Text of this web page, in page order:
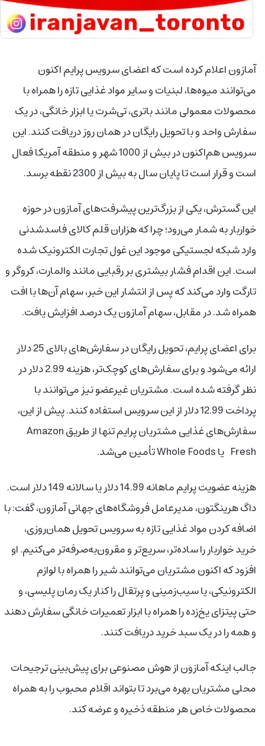
آمازون اعلام کرده است که اعضای سرویس پرایم اکنون
می‌توانند میوه‌ها، لبنیات و سایر مواد غذایی تازه را همراه با
محصولات معمولی مانند باتری، تی‌شرت یا ابزار خانگی، در یک
سفارش واحد و با تحویل رایگان در همان روز دریافت کنند. این
سرویس هم‌اکنون در بیش از 1000 شهر و منطقه آمریکا فعال
است و قرار است تا پایان سال به بیش از 2300 نقطه برسد.
این گسترش، یکی از بزرگ‌ترین پیشرفت‌های آمازون در حوزه
خواربار به شمار می‌رود؛ چرا که هزاران قلم کالای فاسدشدنی
وارد شبکه لجستیکی موجود این غول تجارت الکترونیک شده
است. این اقدام فشار بیشتری بر رقبایی مانند والمارت، کروگر و
تارگت وارد می‌کند که پس از انتشار این خبر، سهام آن‌ها با افت
همراه شد. در مقابل، سهام آمازون یک درصد افزایش یافت.
برای اعضای پرایم، تحویل رایگان در سفارش‌های بالای 25 دلار
ارائه می‌شود و برای سفارش‌های کوچک‌تر، هزینه 2.99 دلار در
نظر گرفته شده است. مشتریان غیرعضو نیز می‌توانند با
پرداخت 12.99 دلار از این سرویس استفاده کنند. پیش از این،
سفارش‌های غذایی مشتریان پرایم تنها از طریق Amazon
Fresh یا Whole Foods تأمین می‌شد.
هزینه عضویت پرایم ماهانه 14.99 دلار یا سالانه 149 دلار است.
داگ هرینگتون، مدیرعامل فروشگاه‌های جهانی آمازون، گفت: با
اضافه کردن مواد غذایی تازه به سرویس تحویل همان‌روزی،
خرید خواربار را ساده‌تر، سریع‌تر و مقرون‌به‌صرفه‌تر می‌کنیم. او
افزود که اکنون مشتریان می‌توانند شیر را همراه با لوازم
الکترونیکی، یا سیب‌زمینی و پرتقال را کنار یک رمان پلیسی، و
حتی پیتزای یخ‌زده را همراه با ابزار تعمیرات خانگی سفارش دهند
و همه را در یک سبد خرید دریافت کنند.
جالب اینکه آمازون از هوش مصنوعی برای پیش‌بینی ترجیحات
محلی مشتریان بهره می‌برد تا بتواند اقلام محبوب را به همراه
محصولات خاص هر منطقه ذخیره و عرضه کند.